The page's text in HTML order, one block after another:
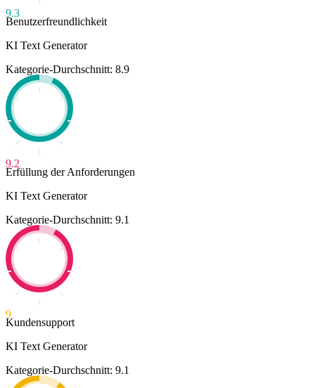
9.3
Benutzerfreundlichkeit
KI Text Generator
Kategorie-Durchschnitt: 8.9
9.2
Erfüllung der Anforderungen
KI Text Generator
Kategorie-Durchschnitt: 9.1
9
Kundensupport
KI Text Generator
Kategorie-Durchschnitt: 9.1